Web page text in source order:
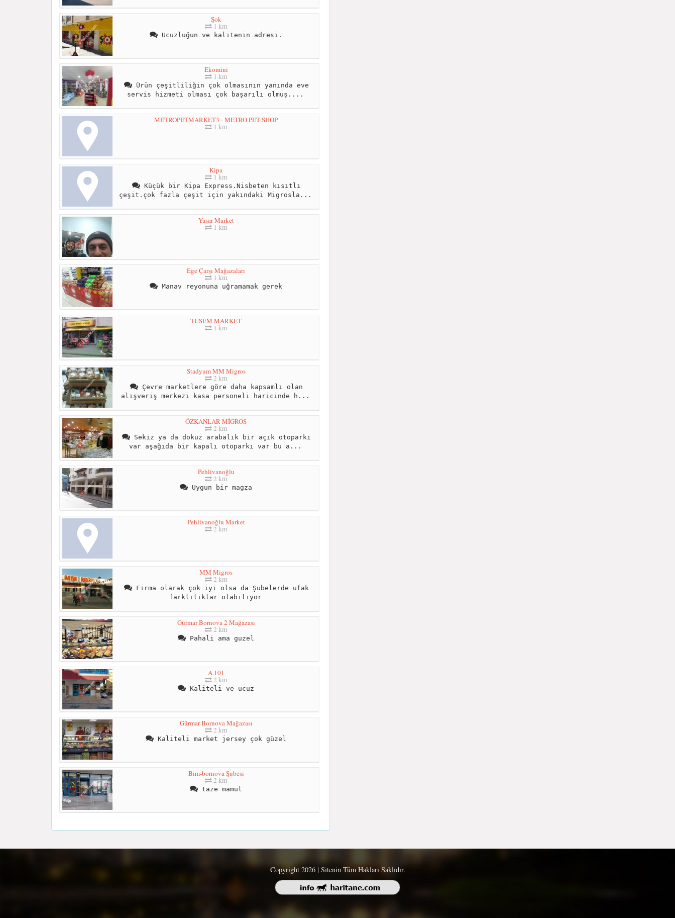
Şok
1 km
Ucuzluğun ve kalitenin adresi.
Ekomini
1 km
Ürün çeşitliliğin çok olmasının yanında eve
servis hizmeti olması çok başarılı olmuş....
METROPETMARKET3 - METRO PET SHOP
1 km
Kipa
1 km
Küçük bir Kipa Express.Nisbeten kısıtlı
çeşit.çok fazla çeşit için yakındaki Migrosla...
Yaşar Market
1 km
Ege Çarşı Mağazaları
1 km
Manav reyonuna uğramamak gerek
TUSEM MARKET
1 km
Stadyum MM Migros
2 km
Çevre marketlere göre daha kapsamlı olan
alışveriş merkezi kasa personeli haricinde h...
ÖZKANLAR MİGROS
2 km
Sekiz ya da dokuz arabalık bir açık otoparkı
var aşağıda bir kapalı otoparkı var bu a...
Pehlivanoğlu
2 km
Uygun bir magza
Pehlivanoğlu Market
2 km
MM Migros
2 km
Firma olarak çok iyi olsa da Şubelerde ufak
farklılıklar olabiliyor
Gürmar Bornova 2 Mağazası
2 km
Pahali ama guzel
A.101
2 km
Kaliteli ve ucuz
Gürmar Bornova Mağazası
2 km
Kaliteli market jersey çok güzel
Bim-bornova Şubesi
2 km
taze mamul
Copyright 2026 | Sitenin Tüm Hakları Saklıdır.